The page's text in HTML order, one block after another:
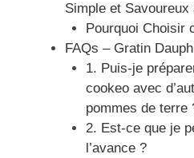
Simple et Savoureux
Pourquoi Choisir
FAQs – Gratin
1. Puis-je
cookeo avec
pommes de terre
2. Est-ce que je
l’avance ?